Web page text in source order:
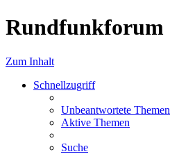
Rundfunkforum
Zum Inhalt
Schnellzugriff
Unbeantwortete Themen
Aktive Themen
Suche